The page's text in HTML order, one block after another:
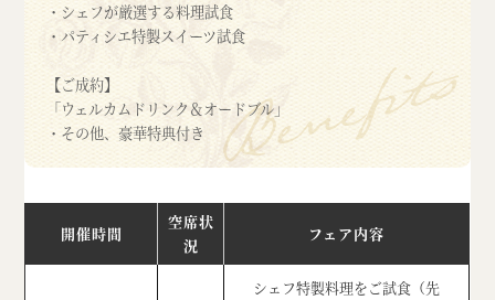
・シェフが厳選する料理試食
・パティシエ特製スイーツ試食
【ご成約】
「ウェルカムドリンク＆オードブル」
・その他、豪華特典付き
開催時間
空席状
況
フェア内容
シェフ特製料理をご試食（先